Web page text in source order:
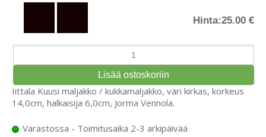
Hinta:25.00 €
Iittala Kuusi maljakko / kukkamaljakko, väri kirkas, korkeus
14,0cm, halkaisija 6,0cm, Jorma Vennola.
Varastossa - Toimitusaika 2-3 arkipäivää